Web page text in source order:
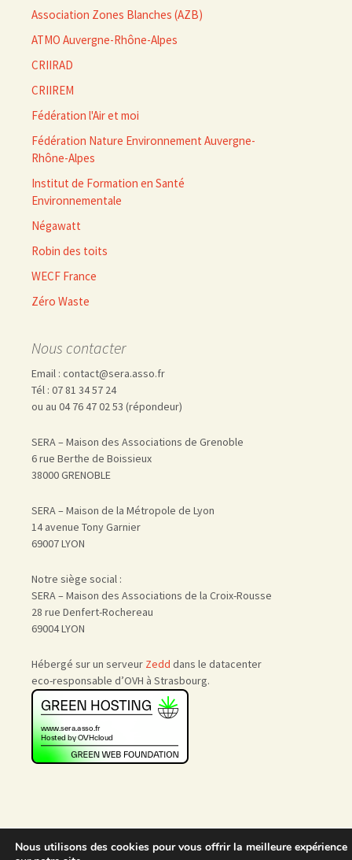
Association Zones Blanches (AZB)
ATMO Auvergne-Rhône-Alpes
CRIIRAD
CRIIREM
Fédération l'Air et moi
Fédération Nature Environnement Auvergne-
Rhône-Alpes
Institut de Formation en Santé
Environnementale
Négawatt
Robin des toits
WECF France
Zéro Waste
Nous contacter
Email : contact@sera.asso.fr
Tél : 07 81 34 57 24
ou au 04 76 47 02 53 (répondeur)
SERA – Maison des Associations de Grenoble
6 rue Berthe de Boissieux
38000 GRENOBLE
SERA – Maison de la Métropole de Lyon
14 avenue Tony Garnier
69007 LYON
Notre siège social :
SERA – Maison des Associations de la Croix-Rousse
28 rue Denfert-Rochereau
69004 LYON
Hébergé sur un serveur Zedd dans le datacenter
eco-responsable d’OVH à Strasbourg.
Accueil | Nous rejoindre
Nous utilisons des cookies pour vous offrir la meilleure expérience